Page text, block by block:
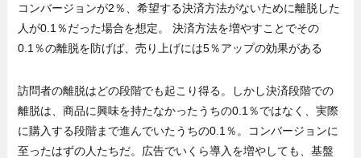
コンバージョンが2％、希望する決済方法がないために離脱した
人が0.1％だった場合を想定。 決済方法を増やすことでその
0.1％の離脱を防げば、売り上げには5％アップの効果がある
訪問者の離脱はどの段階でも起こり得る。しかし決済段階での
離脱は、商品に興味を持たなかったうちの0.1％ではなく、実際
に購入する段階まで進んでいたうちの0.1％。コンバージョンに
至ったはずの人たちだ。広告でいくら導入を増やしても、基盤